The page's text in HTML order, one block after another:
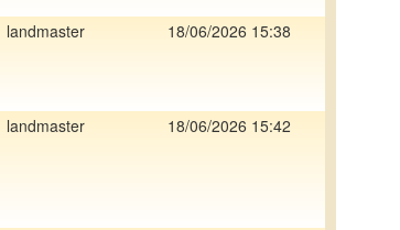
landmaster 18/06/2026 15:38
landmaster 18/06/2026 15:42